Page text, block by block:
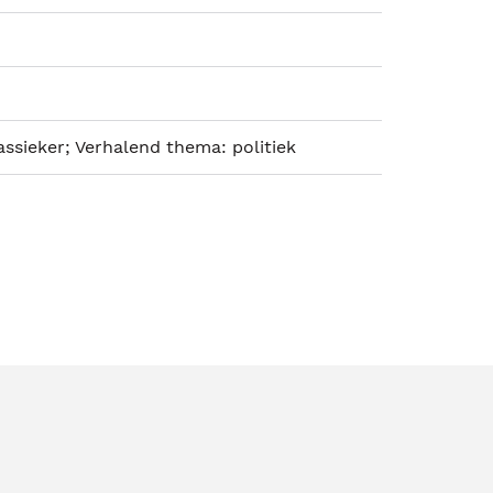
Verhalend thema: politiek